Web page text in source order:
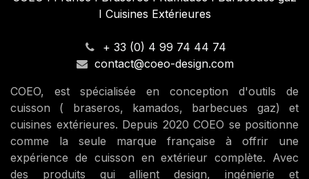
I Cuisines Extérieures
+ 33 (0) 4 99 74 44 74
contact@coeo-design.com
COEO, est spécialisée en conception d'outils de
cuisson ( braseros, kamados, barbecues gaz) et
cuisines extérieures. Depuis 2020 COEO se positionne
comme la seule marque française à offrir une
expérience de cuisson en extérieur complète. Avec
des produits qui allient design, ingénierie et